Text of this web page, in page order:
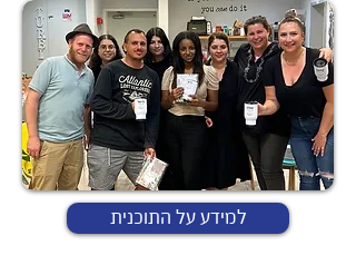
למידע על התוכנית